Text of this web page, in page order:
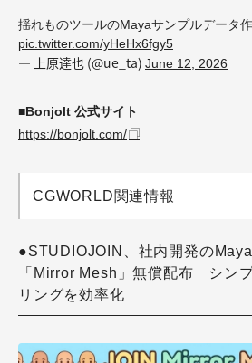
揺れものツールのMayaサンプルデータ
pic.twitter.com/yHeHx6fgy5
— 上原達也 (@ue_ta) June 12, 2026
■Bonjolt 公式サイト
https://bonjolt.com/
CGWORLD関連情報
●STUDIOJOIN、社内開発の
「Mirror Mesh」無償配布 シン
リングを効率化